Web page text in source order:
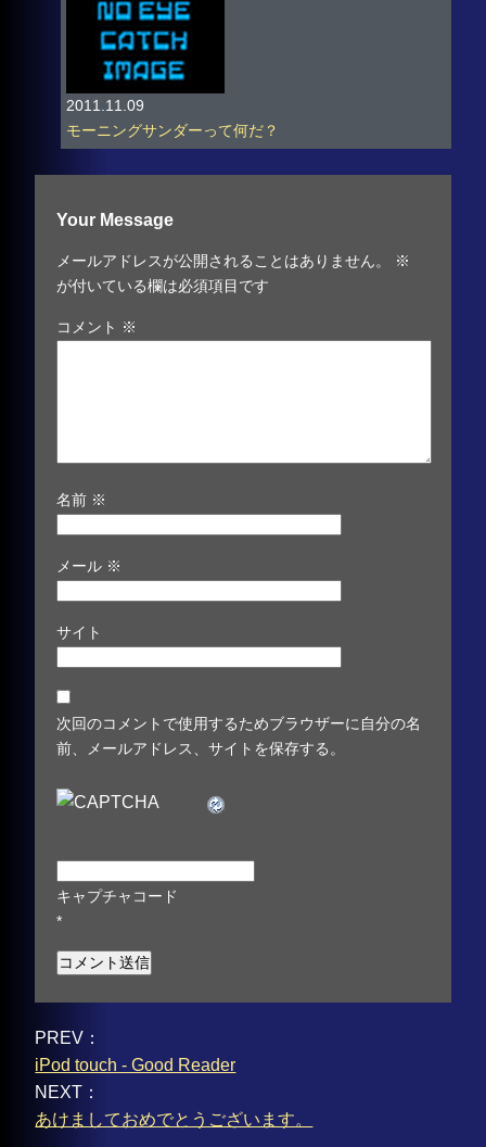
2011.11.09
モーニングサンダーって何だ？
Your Message
メールアドレスが公開されることはありません。
※
が付いている欄は必須項目です
コメント ※
名前 ※
メール ※
サイト
次回のコメントで使用するためブラウザーに自分の名
前、メールアドレス、サイトを保存する。
キャプチャコード
*
PREV：
iPod touch - Good Reader
NEXT：
あけましておめでとうございます。